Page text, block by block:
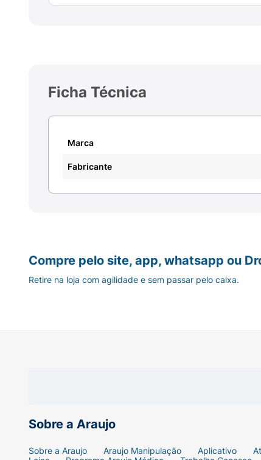
Sugestão de Uso:
Sirva a Ração Colosso Premium seca,
acordo com a idade, nível de atividade
a recomendação do seu médico-
Marca:Colosso.
Ficha Técnica
Marca
Fabricante
Sobre a Araujo
Sobre a Araujo Araujo Manipulação Aplicativo
Compre pelo site, app, whatsapp ou
Retire na loja com agilidade e sem passar pelo caixa.